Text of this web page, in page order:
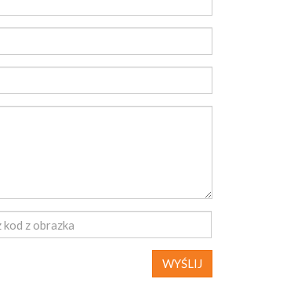
WYŚLIJ